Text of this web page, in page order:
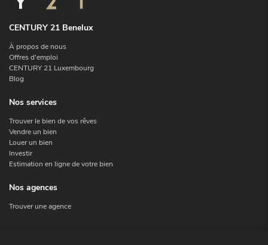
CENTURY 21 Benelux
À propos de nous
Offres d'emploi
CENTURY 21 Luxembourg
Blog
Nos services
Trouver le bien de vos rêves
Vendre un bien
Louer un bien
Investir
Estimation en ligne de votre bien
Nos agences
Trouver une agence